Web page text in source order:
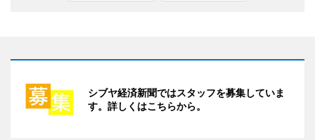
シブヤ経済新聞ではスタッフを募集していま
す。詳しくはこちらから。